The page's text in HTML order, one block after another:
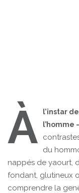
À
l’instar
l’homme
du
nappés de yaourt,
fondant, glutineux
comprendre la